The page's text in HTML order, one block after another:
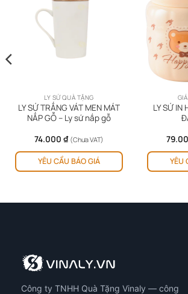
LY SỨ QUÀ TẶNG
LY SỨ TRẮNG VÁT MEN MÁT
NẮP GỖ – Ly sứ nắp gỗ
74.000 ₫ (Chưa VAT)
YÊU CẦU BÁO GIÁ
LY SỨ IN
YÊU
Công ty TNHH Quà Tặng Vinaly — công